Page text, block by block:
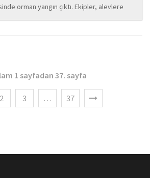
orman yangın çıktı. Ekipler, alevlere
ediyor.
1 sayfadan 37. sayfa
2 3 … 37